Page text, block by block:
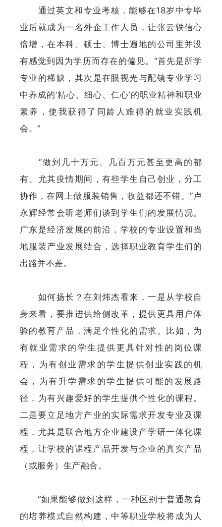
通过英文和专业考核，能够在18岁中专毕
业后就成为一名外企工作人员，让张云轶信心
倍增，在本科、硕士、博士遍地的公司里并没
有感觉到因为学历而存在的偏见。“首先是所学
专业的稀缺，其次是在眼视光与配镜专业学习
中养成的‘精心、细心、仁心’的职业精神和职业
素养，使我获得了同龄人难得的就业实践机
会。”
“做到几十万元、几百万元甚至更高的都
有。尤其疫情期间，有些学生自己创业，分工
协作，在网上做服装销售，收益都还不错。”卢
永辉经常会听老师们谈到学生们的发展情况。
广东是经济发展的前沿，学校的专业设置和当
地服装产业发展结合，选择职业教育学生们的
出路并不差。
如何扬长？在刘炜杰看来，一是从学校自
身来看，要推进供给侧改革，提供更具用户体
验的教育产品，满足个性化的需求。比如，为
有就业需求的学生提供更具针对性的岗位课
程，为有创业需求的学生提供创业实践的机
会，为有升学需求的学生提供可能的发展路
径，为有兴趣爱好的学生提供个性化的课程。
二是要立足地方产业的实际需求开发专业及课
程，尤其是联合地方企业建设产学研一体化课
程，让学校的课程产品开发与企业的真实产品
（或服务）生产融合。
“如果能够做到这样，一种区别于普通教育
的培养模式自然构建，中等职业学校将成为人